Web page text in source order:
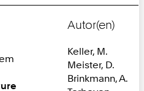
Autor(en)
Keller, M.
Meister, D.
Brinkmann, A.